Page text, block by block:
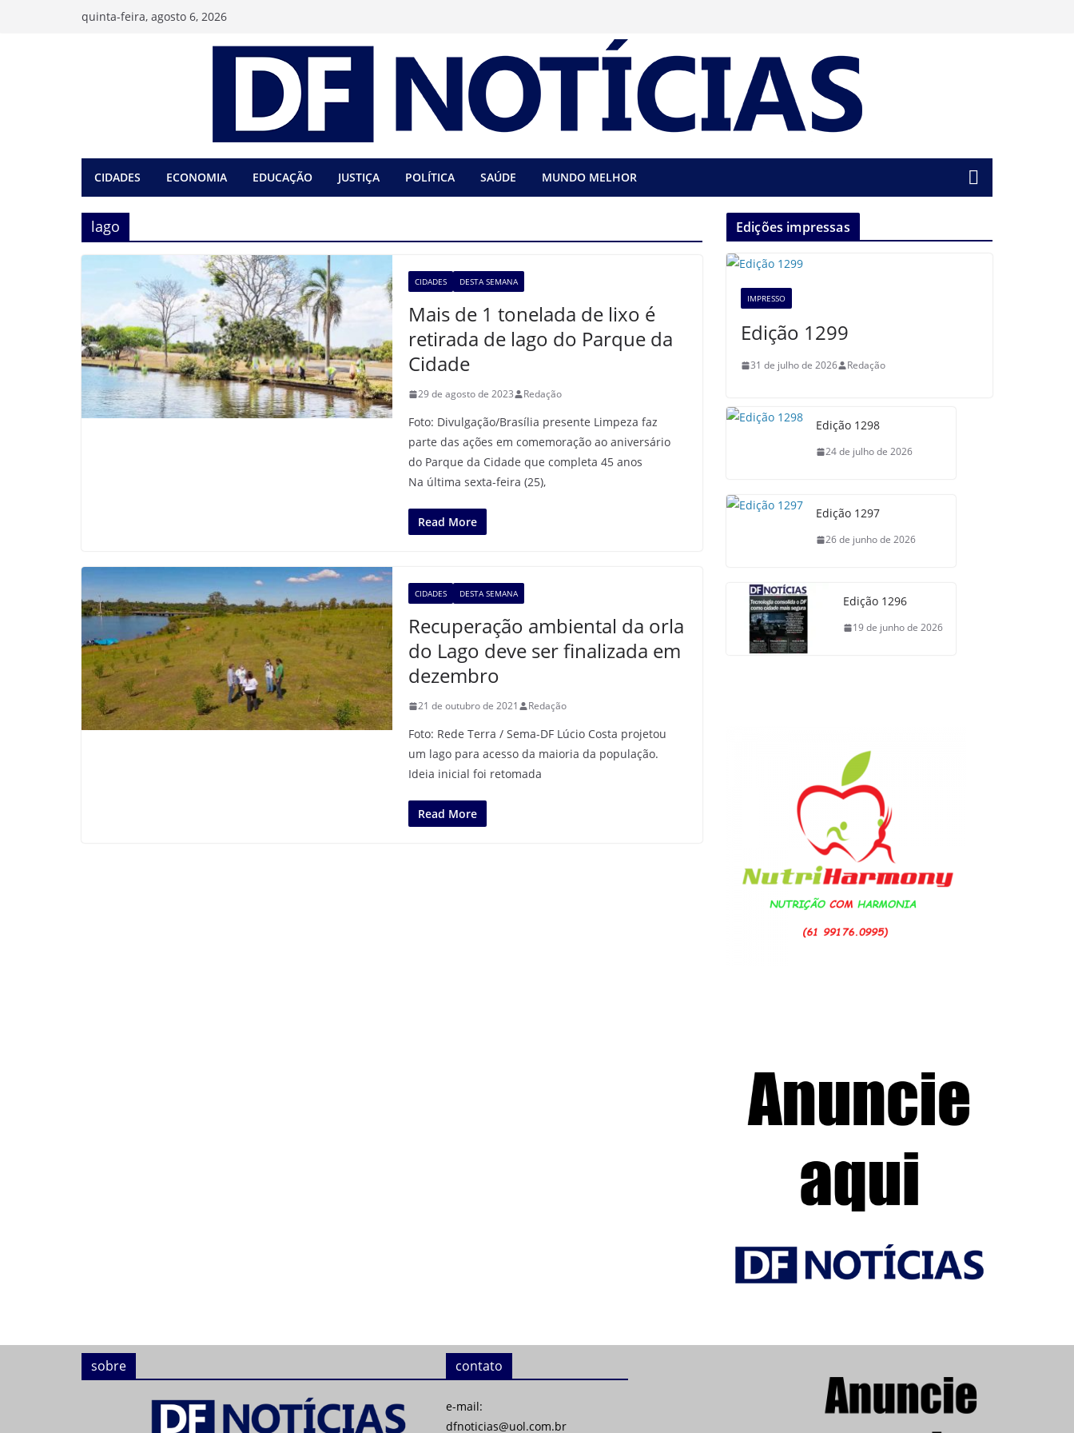
quinta-feira, agosto 6, 2026
CIDADES ECONOMIA EDUCAÇÃO JUSTIÇA POLÍTICA SAÚDE MUNDO MELHOR
lago
CIDADES DESTA SEMANA
Mais de 1 tonelada de lixo é
retirada de lago do Parque da
Cidade
29 de agosto de 2023 Redação
Foto: Divulgação/Brasília presente Limpeza faz
parte das ações em comemoração ao aniversário
do Parque da Cidade que completa 45 anos
Na última sexta-feira (25),
Read More
CIDADES DESTA SEMANA
Recuperação ambiental da orla
do Lago deve ser finalizada em
dezembro
21 de outubro de 2021 Redação
Foto: Rede Terra / Sema-DF Lúcio Costa projetou
um lago para acesso da maioria da população.
Ideia inicial foi retomada
Read More
Edições impressas
IMPRESSO
Edição 1299
31 de julho de 2026 Redação
Edição 1298
24 de julho de 2026
Edição 1297
26 de junho de 2026
Edição 1296
19 de junho de 2026
sobre contato
e-mail:
dfnoticias@uol.com.br